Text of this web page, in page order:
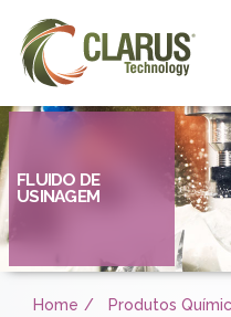
FLUIDO DE
USINAGEM
Home
Produtos